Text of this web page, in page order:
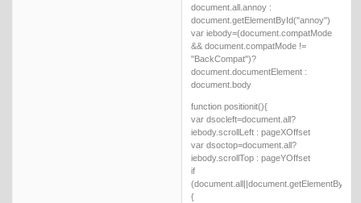
document.all.annoy :
document.getElementById("annoy")
var iebody=(document.compatMode
&& document.compatMode !=
"BackCompat")?
document.documentElement :
document.body
function positionit(){
var dsocleft=document.all?
iebody.scrollLeft : pageXOffset
var dsoctop=document.all?
iebody.scrollTop : pageYOffset
if
(document.all||document.getElementById)
{